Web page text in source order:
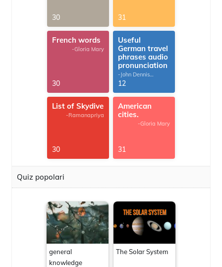
30 31
French words
-Gloria Mary
30
Useful
German travel
phrases audio
pronunciation
-John Dennis
G.Thomas
12
List of Skydive
-Ramanapriya
30
American
cities.
-Gloria Mary
31
Quiz popolari
general
knowledge
The Solar System